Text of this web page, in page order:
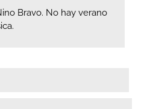
Bravo. No hay verano